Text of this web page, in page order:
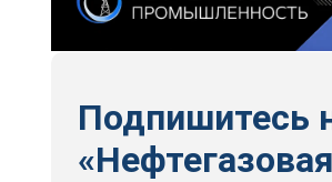
Подпишитесь